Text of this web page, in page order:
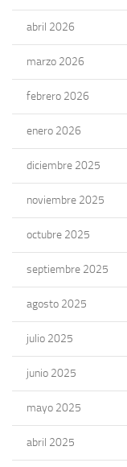
abril 2026
marzo 2026
febrero 2026
enero 2026
diciembre 2025
noviembre 2025
octubre 2025
septiembre 2025
agosto 2025
julio 2025
junio 2025
mayo 2025
abril 2025